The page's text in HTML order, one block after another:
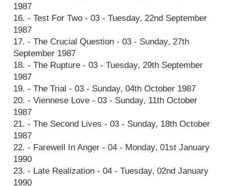
1987
16. - Test For Two - 03 - Tuesday‚ 22nd September
1987
17. - The Crucial Question - 03 - Sunday‚ 27th
September 1987
18. - The Rupture - 03 - Tuesday‚ 29th September
1987
19. - The Trial - 03 - Sunday‚ 04th October 1987
20. - Viennese Love - 03 - Sunday‚ 11th October
1987
21. - The Second Lives - 03 - Sunday‚ 18th October
1987
22. - Farewell In Anger - 04 - Monday‚ 01st January
1990
23. - Late Realization - 04 - Tuesday‚ 02nd January
1990